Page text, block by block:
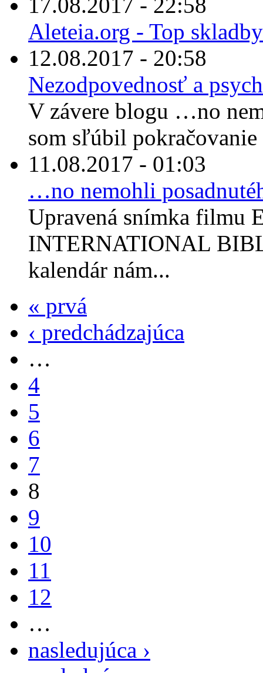
17.08.2017 - 22:58
Aleteia.org - Top skladby
12.08.2017 - 20:58
Nezodpovednosť a
V závere blogu …no
som sľúbil
11.08.2017 - 01:03
…no nemohli
Upravená snímka filmu
INTERNATIONAL
kalendár nám...
« prvá
‹ predchádzajúca
…
4
5
6
7
8
9
10
11
12
…
nasledujúca ›